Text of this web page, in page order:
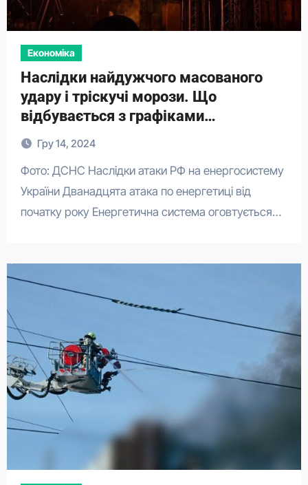
Економіка
Наслідки найдужчого масованого
удару і тріскучі морози. Що
відбувається з графіками
знеструмлення
Гру 14, 2024
Фото: ДСНС Наслідки атаки РФ на енергосистему
України Дванадцята атака по енергетиці від
початку року Енергетична система оговтується…